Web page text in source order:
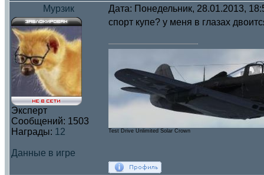
Мурзик Дата: Понедельник, 28.01.2013,
Эксперт
Сообщений: 1503
Награды: 12
Данные в игре
спорт купе? у меня в глазах
Test Drive Unlimited Solar Crown